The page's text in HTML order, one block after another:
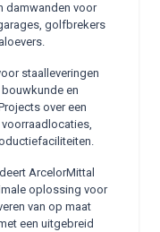
damwanden voor
golfbrekers
staalleveringen
en
over een
ArcelorMittal
oplossing voor
van op maat
een uitgebreid